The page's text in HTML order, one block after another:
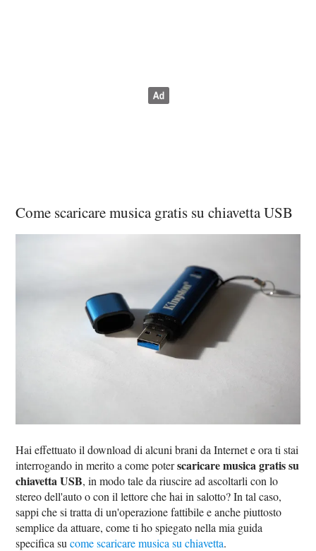
Come scaricare musica gratis su chiavetta USB
Hai effettuato il download di alcuni brani da Internet e ora ti stai
interrogando in merito a come poterscaricare musica gratis su
chiavetta USB, in modo tale da riuscire ad ascoltarli con lo
stereo dell'auto o con il lettore che hai in salotto? In tal caso,
sappi che si tratta di un'operazione fattibile e anche piuttosto
semplice da attuare, come ti ho spiegato nella mia guida
specifica sucome scaricare musica su chiavetta.